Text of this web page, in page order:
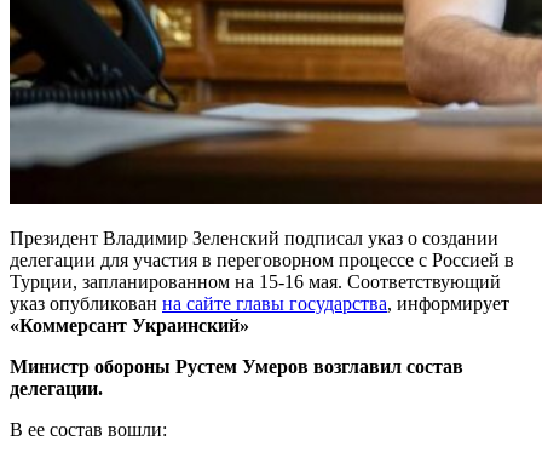
Президент Владимир Зеленский подписал указ о создании
делегации для участия в переговорном процессе с Россией в
Турции, запланированном на 15-16 мая. Соответствующий
указ опубликован на сайте главы государства, информирует
«Коммерсант Украинский»
Министр обороны Рустем Умеров возглавил состав
делегации.
В ее состав вошли: